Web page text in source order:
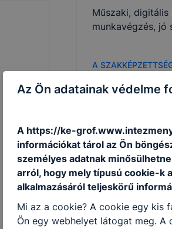
Műszaki,
munkavégzés, jó
A
nyomdai
ellenőrzi
nyomdai
a
és a
a
szöveges
Az Ön adatainak védelme
A https://ke-
információkat tárol az Ön
személyes adatnak
arról, hogy mely típusú cookie-k
alkalmazásáról teljeskörű
Mi az a cookie? A cookie egy kis
Ön egy webhelyet látogat meg. A